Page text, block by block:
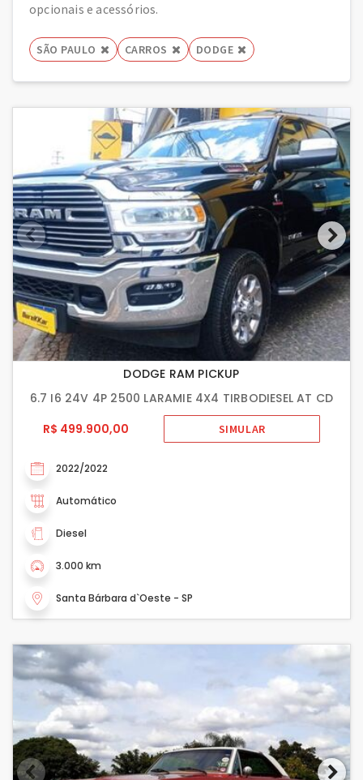
opcionais e acessórios.
SÃO PAULO CARROS DODGE
DODGE RAM PICKUP
6.7 I6 24V 4P 2500 LARAMIE 4X4 TIRBODIESEL AT CD
R$ 499.900,00
SIMULAR
2022/2022
Automático
Diesel
3.000 km
Santa Bárbara d`Oeste - SP